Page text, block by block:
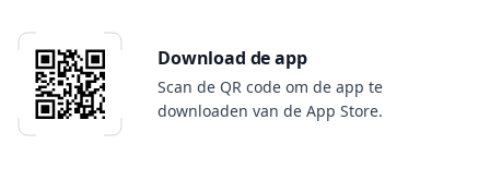
Download de app
Scan de QR code om de app te
downloaden van de App Store.